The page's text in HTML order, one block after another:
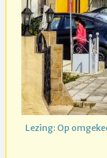
Lezing: Op